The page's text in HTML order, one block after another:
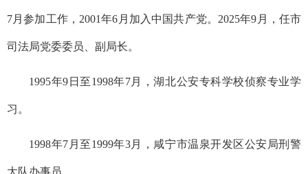
7月参加工作，2001年6月加入中国共产党。2025年9月，任市
司法局党委委员、副局长。
1995年9日至1998年7月，湖北公安专科学校侦察专业学
习。
1998年7月至1999年3月，咸宁市温泉开发区公安局刑警